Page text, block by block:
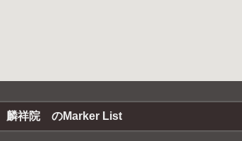
麟祥院 のMarker List